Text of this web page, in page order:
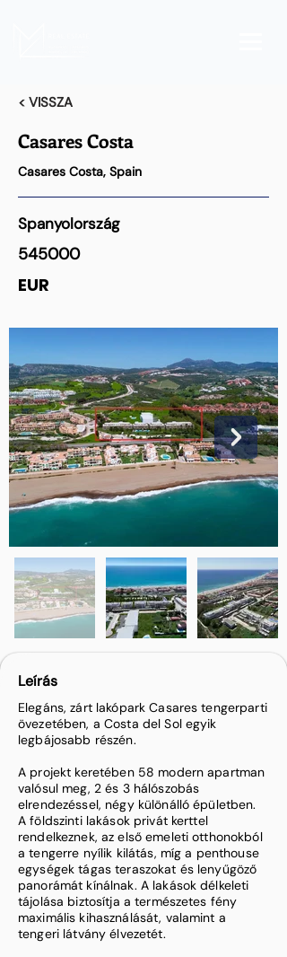
< VISSZA
Casares Costa
Casares Costa, Spain
Spanyolország
545000
EUR
Leírás
Elegáns, zárt lakópark Casares tengerparti
övezetében, a Costa del Sol egyik
legbájosabb részén.
A projekt keretében 58 modern apartman
valósul meg, 2 és 3 hálószobás
elrendezéssel, négy különálló épületben.
A földszinti lakások privát kerttel
rendelkeznek, az első emeleti otthonokból
a tengerre nyílik kilátás, míg a penthouse
egységek tágas teraszokat és lenyűgöző
panorámát kínálnak. A lakások délkeleti
tájolása biztosítja a természetes fény
maximális kihasználását, valamint a
tengeri látvány élvezetét.